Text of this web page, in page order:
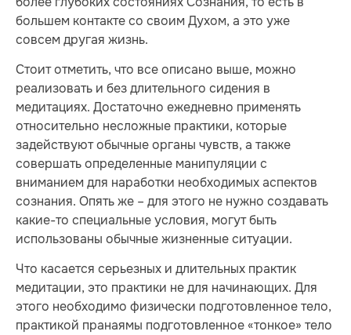
большем контакте со своим Духом, а это уже
совсем другая жизнь.
Стоит отметить, что все описано выше, можно
реализовать и без длительного сидения в
медитациях. Достаточно ежедневно применять
относительно несложные практики, которые
задействуют обычные органы чувств, а также
совершать определенные манипуляции с
вниманием для наработки необходимых аспектов
сознания. Опять же – для этого не нужно создавать
какие-то специальные условия, могут быть
использованы обычные жизненные ситуации.
Что касается серьезных и длительных практик
медитации, это практики не для начинающих. Для
этого необходимо физически подготовленное тело,
практикой пранаямы подготовленное «тонкое» тело